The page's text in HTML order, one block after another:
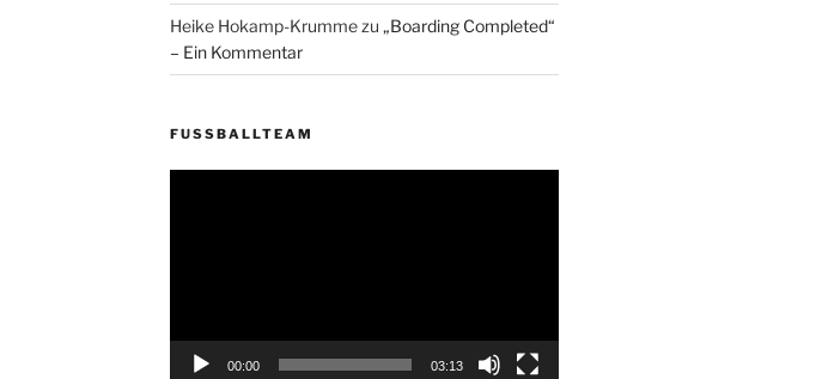
Heike Hokamp-Krummezu „Boarding Completed“
– Ein Kommentar
FUSSBALLTEAM
00:00 03:13